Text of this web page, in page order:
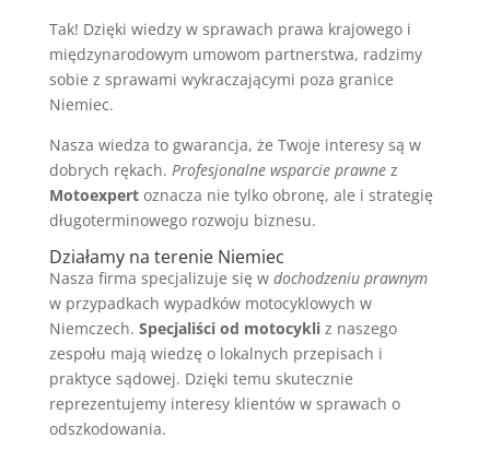
Tak! Dzięki wiedzy w sprawach prawa krajowego i
międzynarodowym umowom partnerstwa, radzimy
sobie z sprawami wykraczającymi poza granice
Niemiec.
Nasza wiedza to gwarancja, że Twoje interesy są w
dobrych rękach. Profesjonalne wsparcie prawnez
Motoexpertoznacza nie tylko obronę, ale i strategię
długoterminowego rozwoju biznesu.
Działamy na terenie Niemiec
Nasza firma specjalizuje się w dochodzeniu prawnym
w przypadkach wypadków motocyklowych w
Niemczech. Specjaliści od motocykliz naszego
zespołu mają wiedzę o lokalnych przepisach i
praktyce sądowej. Dzięki temu skutecznie
reprezentujemy interesy klientów w sprawach o
odszkodowania.